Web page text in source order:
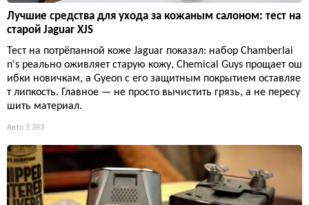
Лучшие средства для ухода за кожаным салоном: тест на
старой Jaguar XJS
Тест на потрёпанной коже Jaguar показал: набор Chamberlai
n's реально оживляет старую кожу, Chemical Guys прощает ош
ибки новичкам, а Gyeon с его защитным покрытием оставляе
т липкость. Главное — не просто вычистить грязь, а не пересу
шить материал.
Авто 5 393